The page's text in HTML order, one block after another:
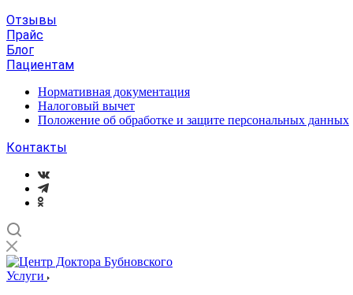
Отзывы
Прайс
Блог
Пациентам
Нормативная документация
Налоговый вычет
Положение об обработке и защите персональных данных
Контакты
Услуги